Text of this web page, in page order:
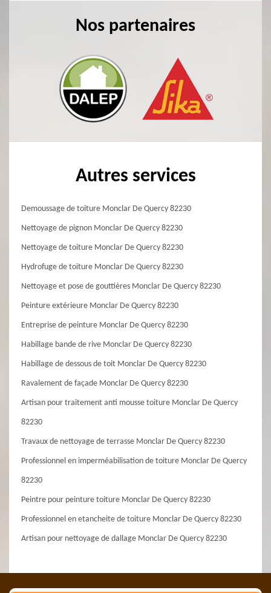
Nos partenaires
Autres services
Demoussage de toiture Monclar De Quercy 82230
Nettoyage de pignon Monclar De Quercy 82230
Nettoyage de toiture Monclar De Quercy 82230
Hydrofuge de toiture Monclar De Quercy 82230
Nettoyage et pose de gouttières Monclar De Quercy 82230
Peinture extérieure Monclar De Quercy 82230
Entreprise de peinture Monclar De Quercy 82230
Habillage bande de rive Monclar De Quercy 82230
Habillage de dessous de toit Monclar De Quercy 82230
Ravalement de façade Monclar De Quercy 82230
Artisan pour traitement anti mousse toiture Monclar De Quercy
82230
Travaux de nettoyage de terrasse Monclar De Quercy 82230
Professionnel en imperméabilisation de toiture Monclar De Quercy
82230
Peintre pour peinture toiture Monclar De Quercy 82230
Professionnel en etancheite de toiture Monclar De Quercy 82230
Artisan pour nettoyage de dallage Monclar De Quercy 82230